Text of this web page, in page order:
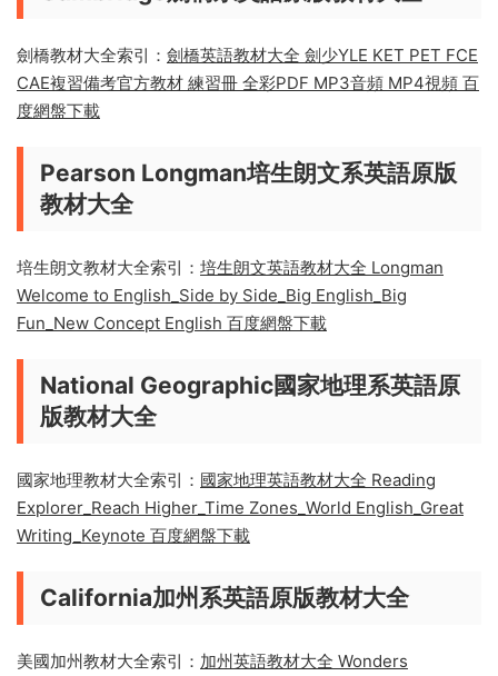
牛津小學英語教材Nelson English 全6級高清PDF
劍橋教材大全索引：
CAE複習備考官方教材 練習冊 全彩PDF MP3音頻 MP4視頻 百
Pearson Longman培生朗文系英語原版
培生朗文教材大全索引：
Welcome to English_Side by Side_Big English_Big
National Geographic國家地理系英語原